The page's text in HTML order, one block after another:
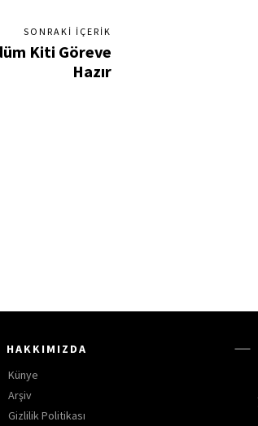
SONRAKI İÇERIK
Kiti Göreve
Hazır
HAKKIMIZDA
Künye
Arşiv
Gizlilik Politikası